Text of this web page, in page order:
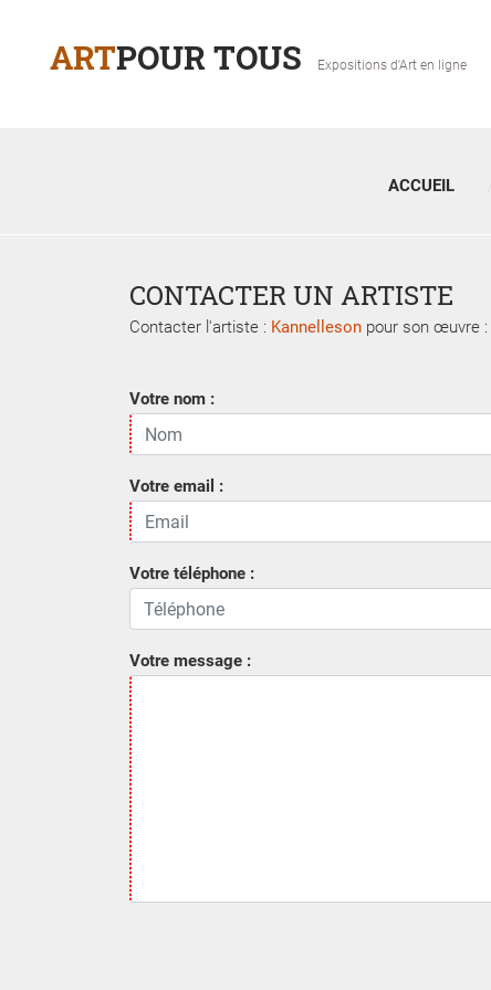
ARTPOUR TOUS Expositions d'Art en ligne
ACCUEIL
CONTACTER UN ARTISTE
Contacter l'artiste : Kannelleson pour son œuvre :
Votre nom :
Votre email :
Votre téléphone :
Votre message :